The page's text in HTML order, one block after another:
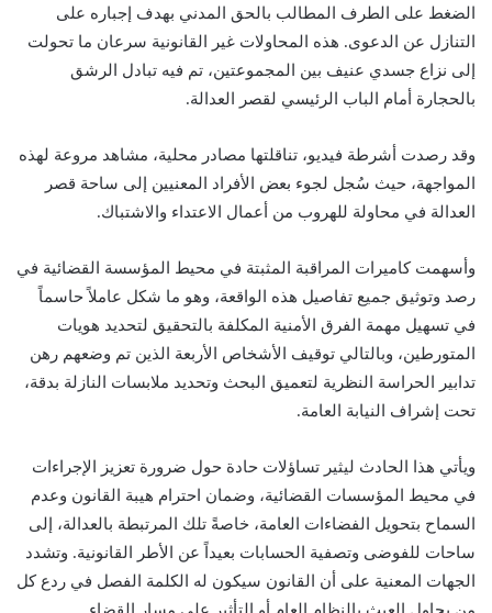
الضغط على الطرف المطالب بالحق المدني بهدف إجباره على
التنازل عن الدعوى. هذه المحاولات غير القانونية سرعان ما تحولت
إلى نزاع جسدي عنيف بين المجموعتين، تم فيه تبادل الرشق
بالحجارة أمام الباب الرئيسي لقصر العدالة.
وقد رصدت أشرطة فيديو، تناقلتها مصادر محلية، مشاهد مروعة لهذه
المواجهة، حيث سُجل لجوء بعض الأفراد المعنيين إلى ساحة قصر
العدالة في محاولة للهروب من أعمال الاعتداء والاشتباك.
وأسهمت كاميرات المراقبة المثبتة في محيط المؤسسة القضائية في
رصد وتوثيق جميع تفاصيل هذه الواقعة، وهو ما شكل عاملاً حاسماً
في تسهيل مهمة الفرق الأمنية المكلفة بالتحقيق لتحديد هويات
المتورطين، وبالتالي توقيف الأشخاص الأربعة الذين تم وضعهم رهن
تدابير الحراسة النظرية لتعميق البحث وتحديد ملابسات النازلة بدقة،
تحت إشراف النيابة العامة.
ويأتي هذا الحادث ليثير تساؤلات حادة حول ضرورة تعزيز الإجراءات
في محيط المؤسسات القضائية، وضمان احترام هيبة القانون وعدم
السماح بتحويل الفضاءات العامة، خاصةً تلك المرتبطة بالعدالة، إلى
ساحات للفوضى وتصفية الحسابات بعيداً عن الأطر القانونية. وتشدد
الجهات المعنية على أن القانون سيكون له الكلمة الفصل في ردع كل
من يحاول العبث بالنظام العام أو التأثير على مسار القضاء.